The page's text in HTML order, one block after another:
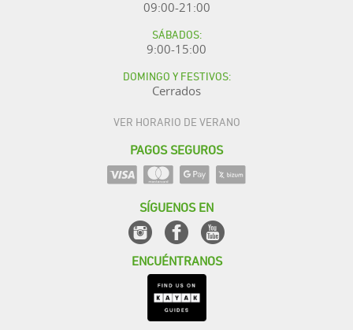
09:00-21:00
SÁBADOS:
9:00-15:00
DOMINGO Y FESTIVOS:
Cerrados
VER HORARIO DE VERANO
PAGOS SEGUROS
SÍGUENOS EN
ENCUÉNTRANOS